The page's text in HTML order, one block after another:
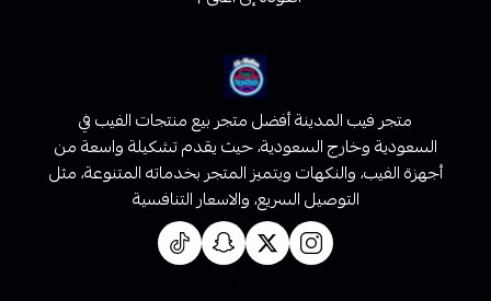
متجر فيب المدينة أفضل متجر بيع منتجات الفيب في
السعودية وخارج السعودية، حيث يقدم تشكيلة واسعة من
أجهزة الفيب، والنكهات ويتميز المتجر بخدماته المتنوعة، مثل
التوصيل السريع، والاسعار التنافسية